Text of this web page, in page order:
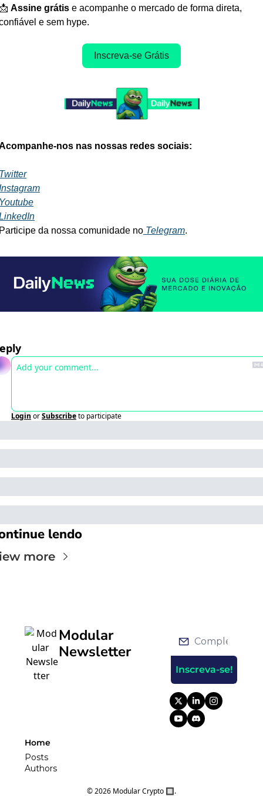
Assine grátis e acompanhe o mercado de forma direta,
e sem hype.
Inscreva-se Grátis
nos nas nossas redes sociais:
da nossa comunidade no Telegram.
Login orSubscribeto participate
lendo
more
Modular
Newsletter
Inscreva-se!
Home
Posts
Authors
© 2026 Modular Crypto 🔲.